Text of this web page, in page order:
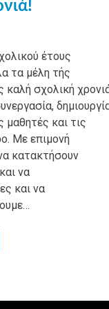
έτους
τα μέλη τής
καλή σχολική
και τις
Με επιμονή
κατακτήσουν
να
και να